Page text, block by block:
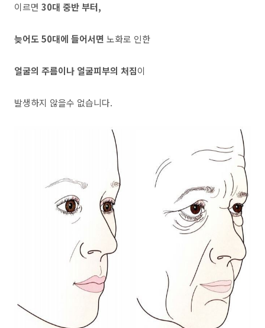
이르면 30대 중반 부터,
늦어도 50대에 들어서면 노화로 인한
얼굴의 주름이나 얼굴피부의 처짐이
발생하지 않을수 없습니다.